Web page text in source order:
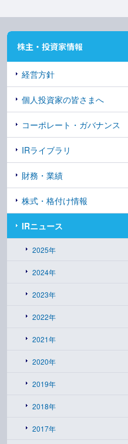
株主・投資家情報
経営方針
個人投資家の皆さまへ
コーポレート・ガバナンス
IRライブラリ
財務・業績
株式・格付け情報
IRニュース
2025年
2024年
2023年
2022年
2021年
2020年
2019年
2018年
2017年